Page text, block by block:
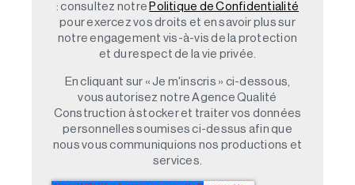
: consultez notre Politique de Confidentialité
pour exercez vos droits et en savoir plus sur
notre engagement vis-à-vis de la protection
et du respect de la vie privée.
En cliquant sur « Je m'inscris » ci-dessous,
vous autorisez notre Agence Qualité
Construction à stocker et traiter vos données
personnelles soumises ci-dessus afin que
nous vous communiquions nos productions et
services.